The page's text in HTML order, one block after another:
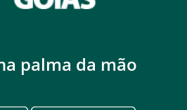
palma da mão